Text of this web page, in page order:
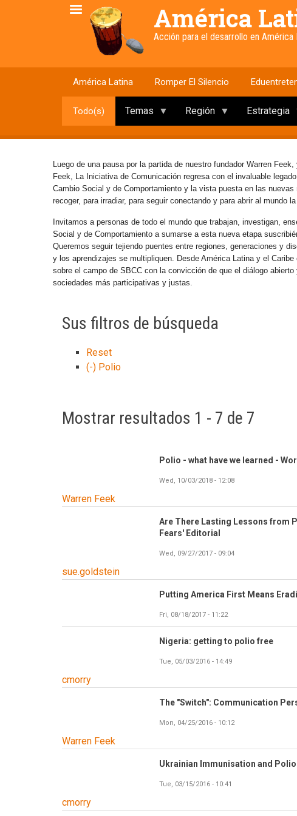
América
Acción para el desarrollo en
América Latina Romper El Silencio
Todo(s) Temas Región Estrategia
Luego de una pausa por la partida de nuestro fundador Warren
Feek, La Iniciativa de Comunicación regresa con el invaluable
Cambio Social y de Comportamiento y la vista puesta en las
recoger, para irradiar, para seguir conectando y para abrir al mundo
Invitamos a personas de todo el mundo que trabajan, investigan,
Social y de Comportamiento a sumarse a esta nueva etapa
Queremos seguir tejiendo puentes entre regiones, generaciones y
y los aprendizajes se multipliquen. Desde América Latina y el
sobre el campo de SBCC con la convicción de que el diálogo
sociedades más participativas y justas.
Sus filtros de búsqueda
Reset
(-) Polio
Mostrar resultados 1 - 7 de 7
Polio - what have we learned -
Wed, 10/03/2018 - 12:08
Warren Feek
Are There Lasting Lessons from
Fears' Editorial
Wed, 09/27/2017 - 09:04
sue.goldstein
Putting America First Means
Fri, 08/18/2017 - 11:22
Nigeria: getting to polio free
Tue, 05/03/2016 - 14:49
cmorry
The "Switch": Communication
Mon, 04/25/2016 - 10:12
Warren Feek
Ukrainian Immunisation and
Tue, 03/15/2016 - 10:41
cmorry